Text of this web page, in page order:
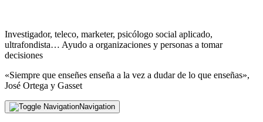
Investigador, teleco, marketer, psicólogo social aplicado,
ultrafondista… Ayudo a organizaciones y personas a tomar
decisiones
«Siempre que enseñes enseña a la vez a dudar de lo que enseñas»,
José Ortega y Gasset
Navigation